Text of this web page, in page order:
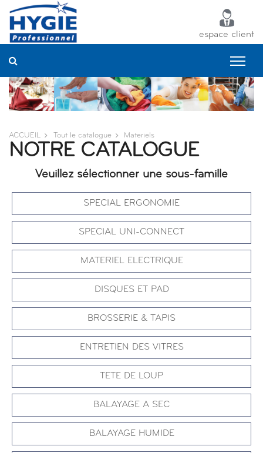
espace client
ACCUEIL Tout le catalogue Materiels
NOTRE CATALOGUE
Veuillez sélectionner une sous-famille
SPECIAL ERGONOMIE
SPECIAL UNI-CONNECT
MATERIEL ELECTRIQUE
DISQUES ET PAD
BROSSERIE & TAPIS
ENTRETIEN DES VITRES
TETE DE LOUP
BALAYAGE A SEC
BALAYAGE HUMIDE
Panneau de gestion des cookies